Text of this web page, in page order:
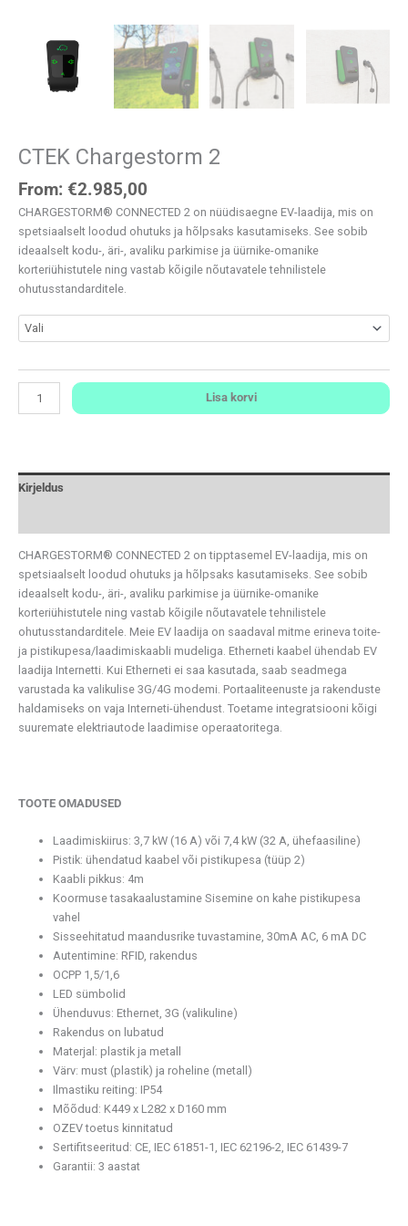
CTEK Chargestorm 2
From: €2.985,00
CHARGESTORM® CONNECTED 2 on nüüdisaegne EV-laadija, mis on
spetsiaalselt loodud ohutuks ja hõlpsaks kasutamiseks. See sobib
ideaalselt kodu-, äri-, avaliku parkimise ja üürnike-omanike
korteriühistutele ning vastab kõigile nõutavatele tehnilistele
ohutusstandarditele.
Lisa korvi
Kirjeldus
CHARGESTORM® CONNECTED 2 on tipptasemel EV-laadija, mis on
spetsiaalselt loodud ohutuks ja hõlpsaks kasutamiseks. See sobib
ideaalselt kodu-, äri-, avaliku parkimise ja üürnike-omanike
korteriühistutele ning vastab kõigile nõutavatele tehnilistele
ohutusstandarditele. Meie EV laadija on saadaval mitme erineva toite-
ja pistikupesa/laadimiskaabli mudeliga. Etherneti kaabel ühendab EV
laadija Internetti. Kui Etherneti ei saa kasutada, saab seadmega
varustada ka valikulise 3G/4G modemi. Portaaliteenuste ja rakenduste
haldamiseks on vaja Interneti-ühendust. Toetame integratsiooni kõigi
suuremate elektriautode laadimise operaatoritega.
TOOTE OMADUSED
Laadimiskiirus: 3,7 kW (16 A) või 7,4 kW (32 A, ühefaasiline)
Pistik: ühendatud kaabel või pistikupesa (tüüp 2)
Kaabli pikkus: 4m
Koormuse tasakaalustamine Sisemine on kahe pistikupesa
vahel
Sisseehitatud maandusrike tuvastamine, 30mA AC, 6 mA DC
Autentimine: RFID, rakendus
OCPP 1,5/1,6
LED sümbolid
Ühenduvus: Ethernet, 3G (valikuline)
Rakendus on lubatud
Materjal: plastik ja metall
Värv: must (plastik) ja roheline (metall)
Ilmastiku reiting: IP54
Mõõdud: K449 x L282 x D160 mm
OZEV toetus kinnitatud
Sertifitseeritud: CE, IEC 61851-1, IEC 62196-2, IEC 61439-7
Garantii: 3 aastat